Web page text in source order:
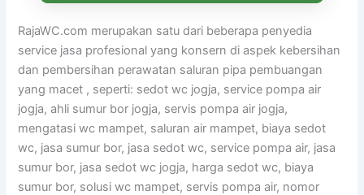
RajaWC.com merupakan satu dari beberapa penyedia
service jasa profesional yang konsern di aspek kebersihan
dan pembersihan perawatan saluran pipa pembuangan
yang macet , seperti: sedot wc jogja, service pompa air
jogja, ahli sumur bor jogja, servis pompa air jogja,
mengatasi wc mampet, saluran air mampet, biaya sedot
wc, jasa sumur bor, jasa sedot wc, service pompa air, jasa
sumur bor, jasa sedot wc jogja, harga sedot wc, biaya
sumur bor, solusi wc mampet, servis pompa air, nomor